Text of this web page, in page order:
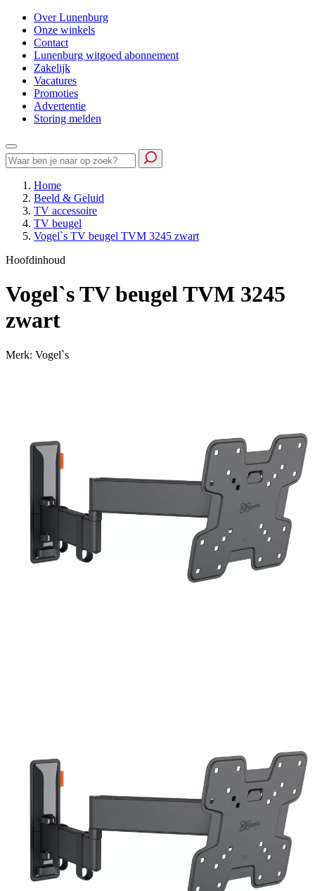
Over Lunenburg
Onze winkels
Contact
Lunenburg witgoed abonnement
Zakelijk
Vacatures
Promoties
Advertentie
Storing melden
Home
Beeld & Geluid
TV accessoire
TV beugel
Vogel`s TV beugel TVM 3245 zwart
Hoofdinhoud
Vogel`s TV beugel TVM 3245
zwart
Merk: Vogel`s